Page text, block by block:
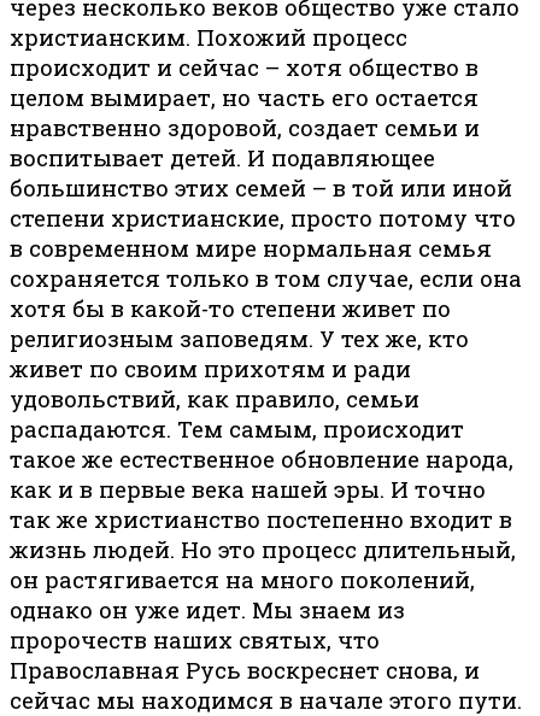
через несколько веков общество уже стало
христианским. Похожий процесс
происходит и сейчас – хотя общество в
целом вымирает, но часть его остается
нравственно здоровой, создает семьи и
воспитывает детей. И подавляющее
большинство этих семей – в той или иной
степени христианские, просто потому что
в современном мире нормальная семья
сохраняется только в том случае, если она
хотя бы в какой-то степени живет по
религиозным заповедям. У тех же, кто
живет по своим прихотям и ради
удовольствий, как правило, семьи
распадаются. Тем самым, происходит
такое же естественное обновление народа,
как и в первые века нашей эры. И точно
так же христианство постепенно входит в
жизнь людей. Но это процесс длительный,
он растягивается на много поколений,
однако он уже идет. Мы знаем из
пророчеств наших святых, что
Православная Русь воскреснет снова, и
сейчас мы находимся в начале этого пути.